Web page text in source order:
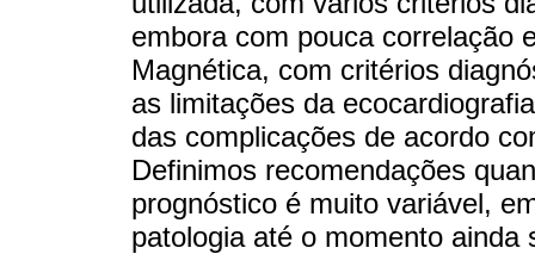
embora com pouca correlação
Magnética, com critérios
as limitações da
das complicações de acordo
Definimos recomendações
prognóstico é muito variável,
patologia até o momento ainda